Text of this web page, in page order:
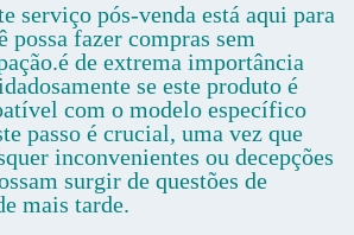
serviço pós-venda está aqui para
possa fazer compras sem
de extrema importância
se este produto é
com o modelo específico
passo é crucial, uma vez que
inconvenientes ou decepções
surgir de questões de
mais tarde.